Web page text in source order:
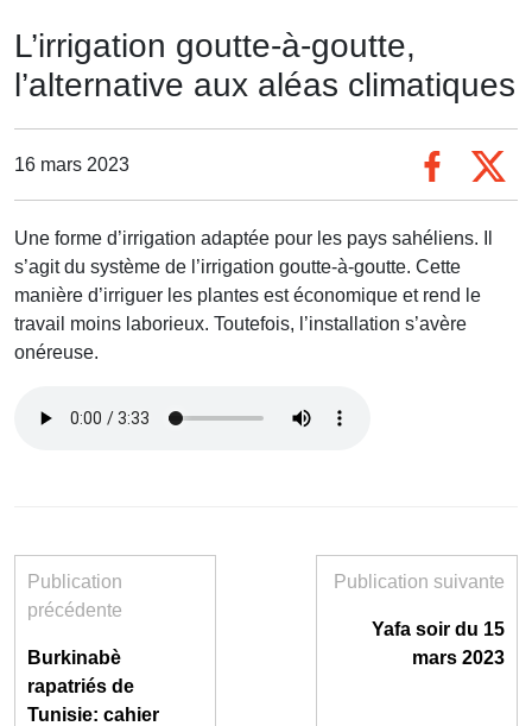
L’irrigation goutte-à-goutte,
l’alternative aux aléas climatiques
16 mars 2023
Une forme d’irrigation adaptée pour les pays sahéliens. Il
s’agit du système de l’irrigation goutte-à-goutte. Cette
manière d’irriguer les plantes est économique et rend le
travail moins laborieux. Toutefois, l’installation s’avère
onéreuse.
Publication
précédente
Burkinabè
rapatriés de
Tunisie: cahier
Publication suivante
Yafa soir du 15
mars 2023